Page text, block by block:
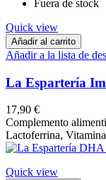
Fuera de stock
Quick view
Añadir al carrito
Añadir a la lista de
La Espartería
17,90 €
Complemento
Lactoferrina,
Quick view